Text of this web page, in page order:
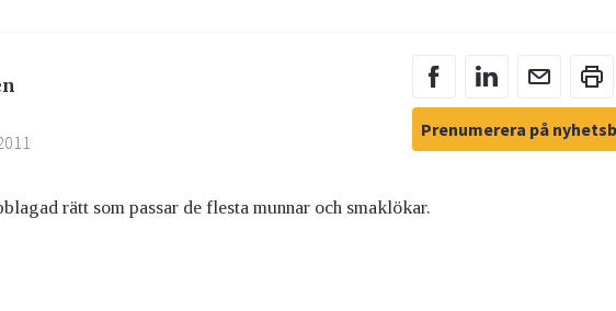
Prenumerera på
rätt som passar de flesta munnar och smaklökar.